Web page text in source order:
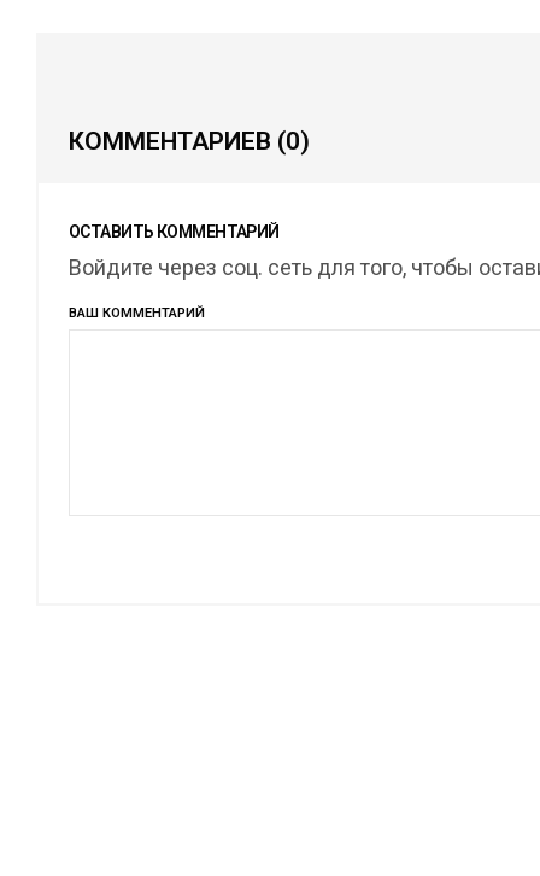
КОММЕНТАРИЕВ (0)
ОСТАВИТЬ КОММЕНТАРИЙ
Войдите через соц. сеть для того, чтобы
ВАШ КОММЕНТАРИЙ